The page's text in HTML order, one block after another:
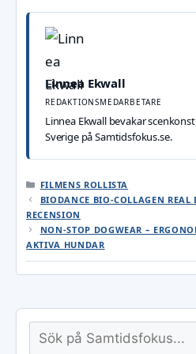
Linnea Ekwall
REDAKTIONSMEDARBETARE
Linnea Ekwall bevakar
Sverige på Samtidsfokus.se.
KATEGORIER
FILMENS ROLLISTA
BIODANCE BIO-COLLAGEN REAL
RECENSION
NON-STOP DOGWEAR –
AKTIVA HUNDAR
Sök